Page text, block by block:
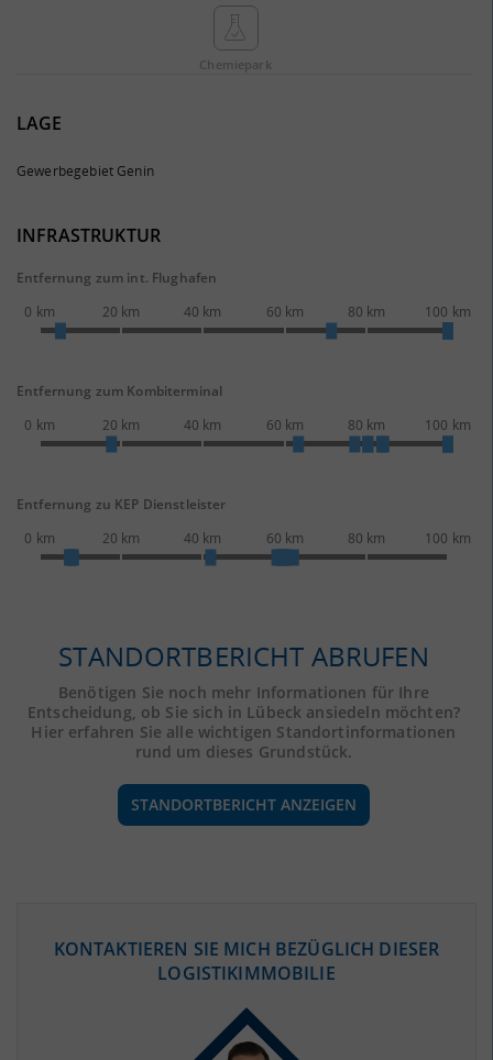
Chemie­park
LAGE
Gewerbegebiet Genin
INFRASTRUKTUR
Entfernung zum int. Flughafen
0 km
20 km 40 km 60 km 80 km 100 km
Entfernung zum Kombiterminal
0 km
20 km 40 km 60 km 80 km 100 km
Entfernung zu KEP Dienstleister
0 km
20 km 40 km 60 km 80 km 100 km
STANDORTBERICHT ABRUFEN
Benötigen Sie noch mehr Informationen für Ihre
Entscheidung, ob Sie sich in Lübeck ansiedeln möchten?
Hier erfahren Sie alle wichtigen Standortinformationen
rund um dieses Grundstück.
STANDORTBERICHT ANZEIGEN
(STAND: 12/2019)
KONTAKTIEREN SIE MICH BEZÜGLICH DIESER
LOGISTIKIMMOBILIE